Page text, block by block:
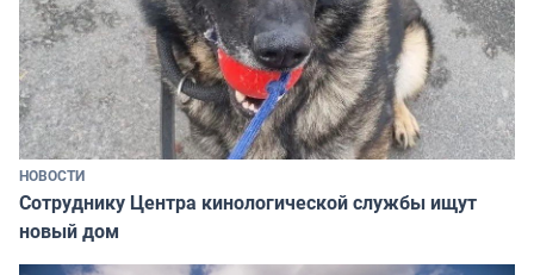
НОВОСТИ
Сотруднику Центра кинологической службы ищут
новый дом